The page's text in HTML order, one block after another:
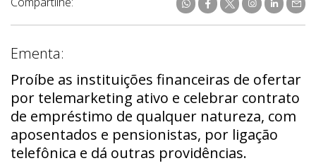
Ementa:
Proíbe as instituições financeiras de ofertar
por telemarketing ativo e celebrar contrato
de empréstimo de qualquer natureza, com
aposentados e pensionistas, por ligação
telefônica e dá outras providências.